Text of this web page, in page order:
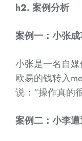
h2. 案例分析
案例一：小张
小张是一名自
欧易的钱转入
说：“操作真的
案例二：小李